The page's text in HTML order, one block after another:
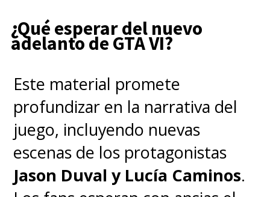
McLaughlin) y Dustin (Gaten
Matarazzo).
¿Qué esperar del nuevo
adelanto de GTA VI?
Este material promete
profundizar en la narrativa del
juego, incluyendo nuevas
escenas de los protagonistas
Jason Duval y Lucía Caminos.